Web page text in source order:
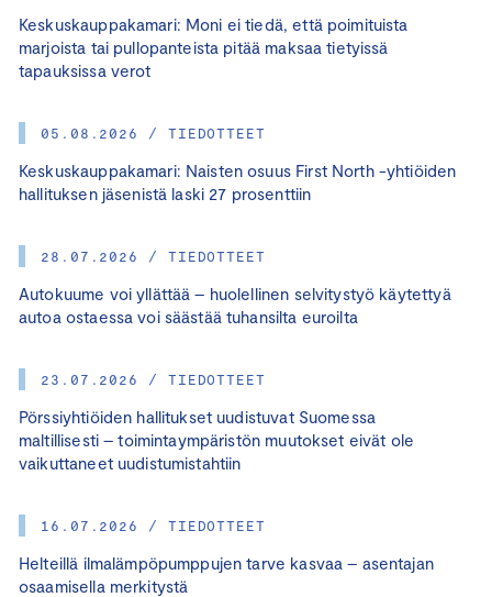
Keskuskauppakamari: Moni ei tiedä, että poimituista
marjoista tai pullopanteista pitää maksaa tietyissä
tapauksissa verot
05.08.2026 / TIEDOTTEET
Keskuskauppakamari: Naisten osuus First North -yhtiöiden
hallituksen jäsenistä laski 27 prosenttiin
28.07.2026 / TIEDOTTEET
Autokuume voi yllättää – huolellinen selvitystyö käytettyä
autoa ostaessa voi säästää tuhansilta euroilta
23.07.2026 / TIEDOTTEET
Pörssiyhtiöiden hallitukset uudistuvat Suomessa
maltillisesti – toimintaympäristön muutokset eivät ole
vaikuttaneet uudistumistahtiin
16.07.2026 / TIEDOTTEET
Helteillä ilmalämpöpumppujen tarve kasvaa – asentajan
osaamisella merkitystä